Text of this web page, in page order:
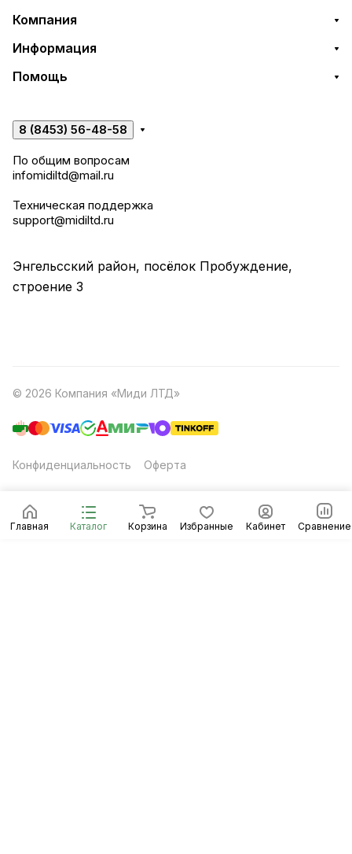
Главная Каталог Корзина Избранные Кабинет Сравнение
Компания
Информация
Помощь
8 (8453) 56-48-58
По общим вопросам
infomidiltd@mail.ru
Техническая поддержка
support@midiltd.ru
Энгельсский район, посёлок Пробуждение,
строение 3
© 2026 Компания «Миди ЛТД»
Конфиденциальность Оферта